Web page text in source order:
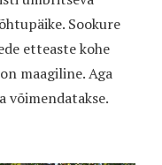
Sookure
etteaste kohe
maagiline. Aga
võimendatakse.